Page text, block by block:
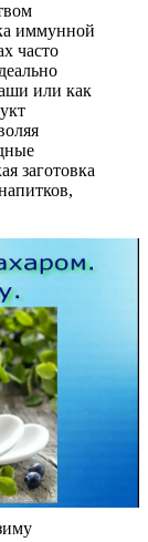
иммунной
часто
или как
заготовка